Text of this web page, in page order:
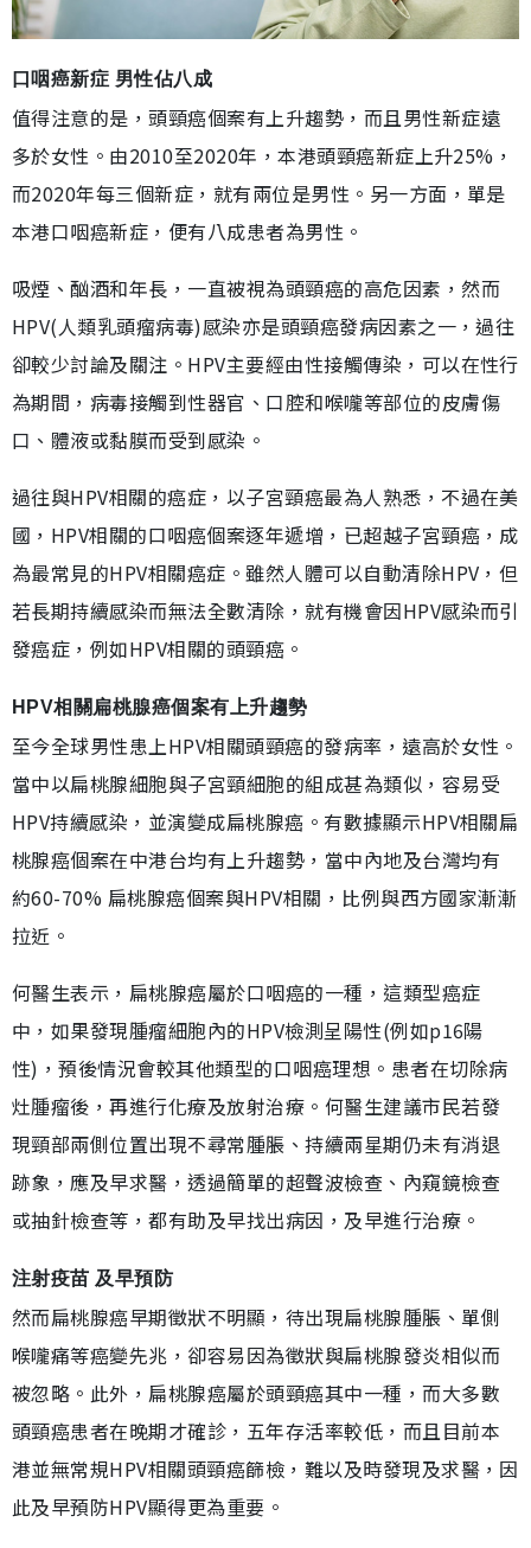
口咽癌新症 男性佔八成
值得注意的是，頭頸癌個案有上升趨勢，而且男性新症遠
多於女性。由2010至2020年，本港頭頸癌新症上升25%，
而2020年每三個新症，就有兩位是男性。另一方面，單是
本港口咽癌新症，便有八成患者為男性。
吸煙、酗酒和年長，一直被視為頭頸癌的高危因素，然而
HPV(人類乳頭瘤病毒)感染亦是頭頸癌發病因素之一，過往
卻較少討論及關注。HPV主要經由性接觸傳染，可以在性行
為期間，病毒接觸到性器官、口腔和喉嚨等部位的皮膚傷
口、體液或黏膜而受到感染。
過往與HPV相關的癌症，以子宮頸癌最為人熟悉，不過在美
國，HPV相關的口咽癌個案逐年遞增，已超越子宮頸癌，成
為最常見的HPV相關癌症。雖然人體可以自動清除HPV，但
若長期持續感染而無法全數清除，就有機會因HPV感染而引
發癌症，例如HPV相關的頭頸癌。
HPV相關扁桃腺癌個案有上升趨勢
至今全球男性患上HPV相關頭頸癌的發病率，遠高於女性。
當中以扁桃腺細胞與子宮頸細胞的組成甚為類似，容易受
HPV持續感染，並演變成扁桃腺癌。有數據顯示HPV相關扁
桃腺癌個案在中港台均有上升趨勢，當中內地及台灣均有
約60-70% 扁桃腺癌個案與HPV相關，比例與西方國家漸漸
拉近。
何醫生表示，扁桃腺癌屬於口咽癌的一種，這類型癌症
中，如果發現腫瘤細胞內的HPV檢測呈陽性(例如p16陽
性)，預後情況會較其他類型的口咽癌理想。患者在切除病
灶腫瘤後，再進行化療及放射治療。何醫生建議市民若發
現頸部兩側位置出現不尋常腫脹、持續兩星期仍未有消退
跡象，應及早求醫，透過簡單的超聲波檢查、內窺鏡檢查
或抽針檢查等，都有助及早找出病因，及早進行治療。
注射疫苗 及早預防
然而扁桃腺癌早期徵狀不明顯，待出現扁桃腺腫脹、單側
喉嚨痛等癌變先兆，卻容易因為徵狀與扁桃腺發炎相似而
被忽略。此外，扁桃腺癌屬於頭頸癌其中一種，而大多數
頭頸癌患者在晚期才確診，五年存活率較低，而且目前本
港並無常規HPV相關頭頸癌篩檢，難以及時發現及求醫，因
此及早預防HPV顯得更為重要。